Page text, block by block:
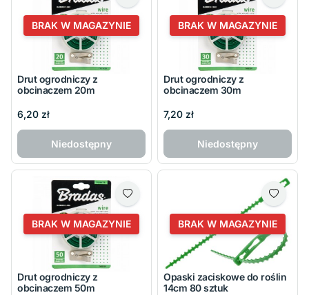
BRAK W MAGAZYNIE
Drut ogrodniczy z
obcinaczem 20m
6,20 zł
Niedostępny
BRAK W MAGAZYNIE
Drut ogrodniczy z
obcinaczem 30m
7,20 zł
Niedostępny
BRAK W MAGAZYNIE
Drut ogrodniczy z
obcinaczem 50m
BRAK W MAGAZYNIE
Opaski zaciskowe do roślin
14cm 80 sztuk